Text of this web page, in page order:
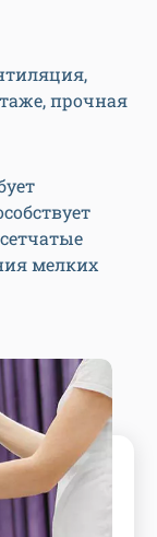
прочная
мелких